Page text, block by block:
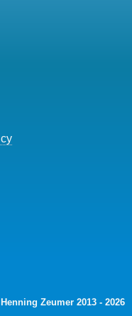
Henning Zeumer 2013 - 2026